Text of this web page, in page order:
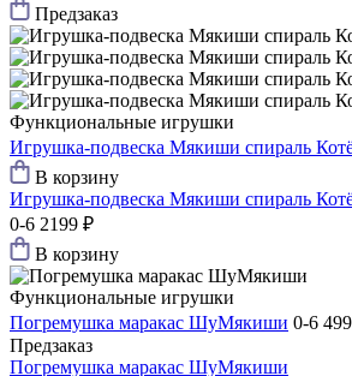
Предзаказ
Функциональные игрушки
Игрушка-подвеска Мякиши спираль
В корзину
Игрушка-подвеска Мякиши спираль
0-6 2199 ₽
В корзину
Функциональные игрушки
Погремушка маракас ШуМякиши 0-6
Предзаказ
Погремушка маракас ШуМякиши